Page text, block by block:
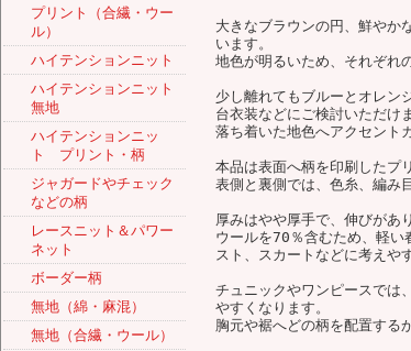
プリント（合繊・ウー
ル）
ハイテンションニット
ハイテンションニット
無地
ハイテンションニッ
ト プリント・柄
ジャガードやチェック
などの柄
レースニット＆パワー
ネット
ボーダー柄
無地（綿・麻混）
無地（合繊・ウール）
大きなブラウンの円、鮮やか
います。
地色が明るいため、それぞれ
少し離れてもブルーとオレン
台衣装などにご検討いただけ
落ち着いた地色へアクセント
本品は表面へ柄を印刷したプ
表側と裏側では、色糸、編み
厚みはやや厚手で、伸びがあ
ウールを70％含むため、軽い
スト、スカートなどに考えや
チュニックやワンピースでは
やすくなります。
胸元や裾へどの柄を配置する